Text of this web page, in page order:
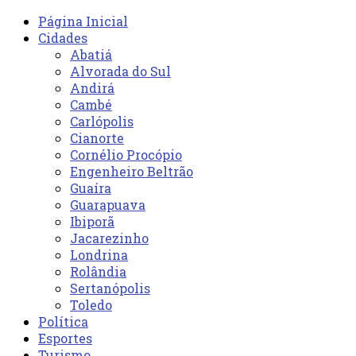
Página Inicial
Cidades
Abatiá
Alvorada do Sul
Andirá
Cambé
Carlópolis
Cianorte
Cornélio Procópio
Engenheiro Beltrão
Guaíra
Guarapuava
Ibiporã
Jacarezinho
Londrina
Rolândia
Sertanópolis
Toledo
Política
Esportes